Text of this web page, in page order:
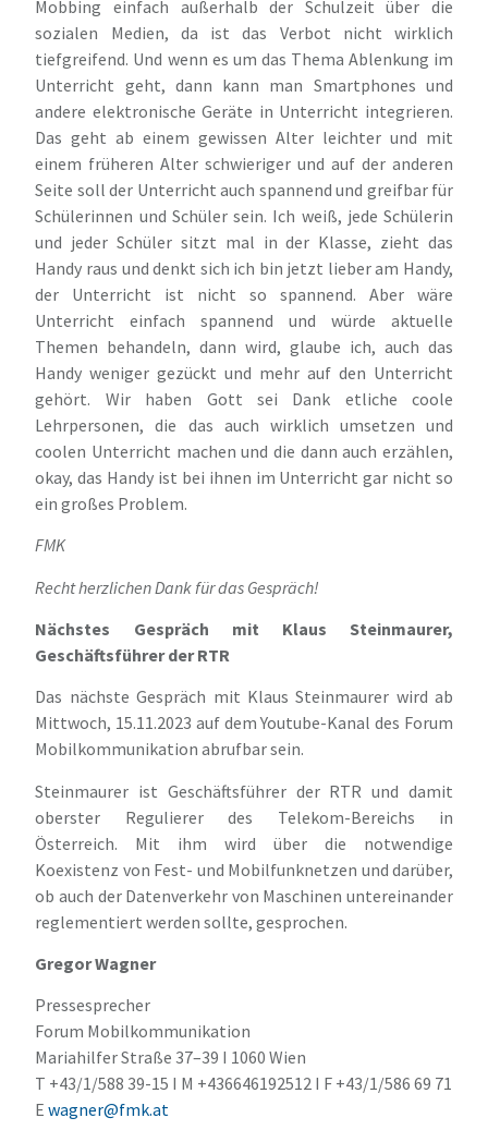
Mobbing einfach außerhalb der Schulzeit über die
sozialen Medien, da ist das Verbot nicht wirklich
tiefgreifend. Und wenn es um das Thema Ablenkung im
Unterricht geht, dann kann man Smartphones und
andere elektronische Geräte in Unterricht integrieren.
Das geht ab einem gewissen Alter leichter und mit
einem früheren Alter schwieriger und auf der anderen
Seite soll der Unterricht auch spannend und greifbar für
Schülerinnen und Schüler sein. Ich weiß, jede Schülerin
und jeder Schüler sitzt mal in der Klasse, zieht das
Handy raus und denkt sich ich bin jetzt lieber am Handy,
der Unterricht ist nicht so spannend. Aber wäre
Unterricht einfach spannend und würde aktuelle
Themen behandeln, dann wird, glaube ich, auch das
Handy weniger gezückt und mehr auf den Unterricht
gehört. Wir haben Gott sei Dank etliche coole
Lehrpersonen, die das auch wirklich umsetzen und
coolen Unterricht machen und die dann auch erzählen,
okay, das Handy ist bei ihnen im Unterricht gar nicht so
ein großes Problem.
FMK
Recht herzlichen Dank für das Gespräch!
Nächstes Gespräch mit Klaus Steinmaurer,
Geschäftsführer der RTR
Das nächste Gespräch mit Klaus Steinmaurer wird ab
Mittwoch, 15.11.2023 auf dem Youtube-Kanal des Forum
Mobilkommunikation abrufbar sein.
Steinmaurer ist Geschäftsführer der RTR und damit
oberster Regulierer des Telekom-Bereichs in
Österreich. Mit ihm wird über die notwendige
Koexistenz von Fest- und Mobilfunknetzen und darüber,
ob auch der Datenverkehr von Maschinen untereinander
reglementiert werden sollte, gesprochen.
Gregor Wagner
Pressesprecher
Forum Mobilkommunikation
Mariahilfer Straße 37–39 I 1060 Wien
T +43/1/588 39-15 I M +436646192512 I F +43/1/586 69 71
Ewagner@fmk.at